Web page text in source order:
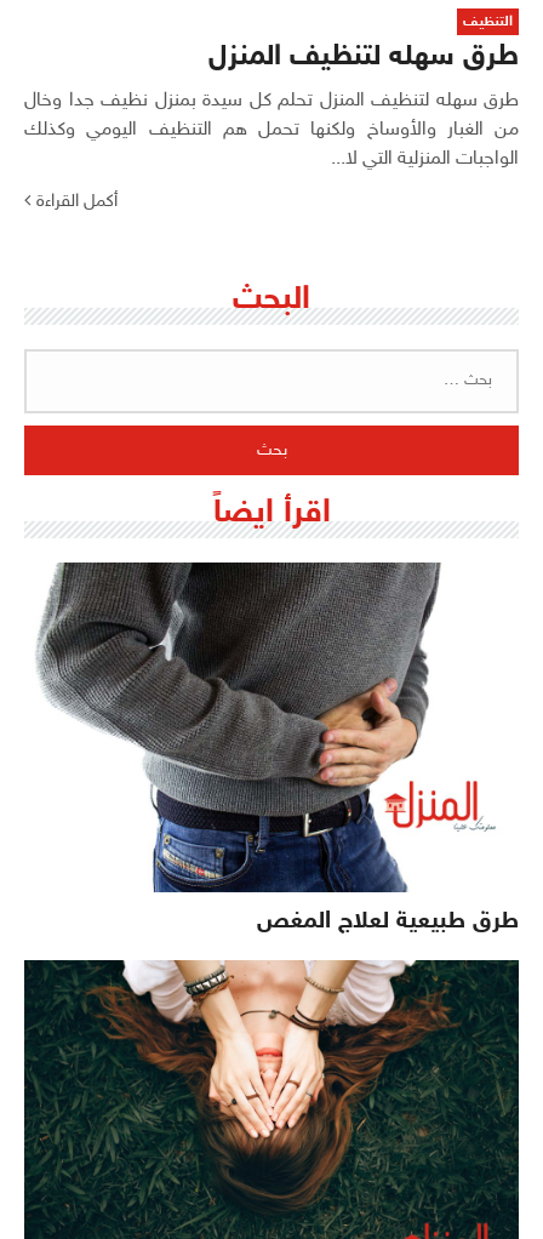
التنظيف
طرق سهله لتنظيف المنزل
طرق سهله لتنظيف المنزل تحلم كل سيدة بمنزل نظيف جدا وخال
من الغبار والأوساخ ولكنها تحمل هم التنظيف اليومي وكذلك
الواجبات المنزلية التي لا...
أكمل القراءة
البحث
اقرأ ايضاً
طرق طبيعية لعلاج المغص